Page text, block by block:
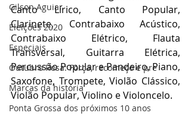
Gilson Aguiar
Eleições 2020
Especiais
Outubro Rosa: Força, recomeço e pre
Marcas da história
Ponta Grossa dos próximos 10 anos
Canto Lírico, Canto Popular,
Clarinete, Contrabaixo Acústico,
Contrabaixo Elétrico, Flauta
Transversal, Guitarra Elétrica,
Percussão Popular e Pandeiro, Piano,
Saxofone, Trompete, Violão Clássico,
Violão Popular, Violino e Violoncelo.